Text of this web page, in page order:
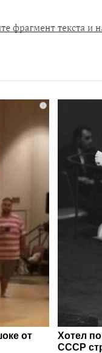
i
от
Хотел
СССР